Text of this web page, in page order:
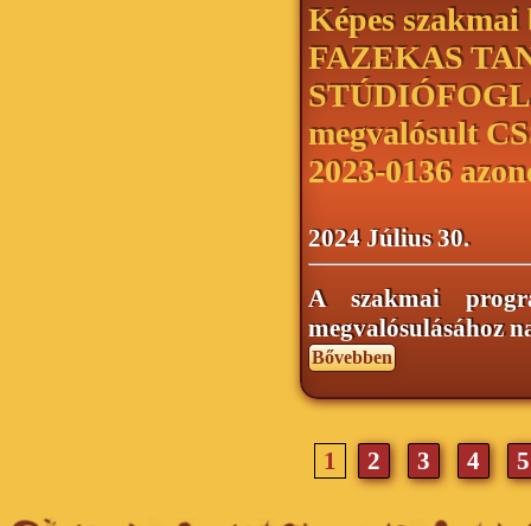
Képes
FAZEKAS
megvalósult
2023-0136
2024 Július 30.
A szakmai
megvalósulásához
Bővebben
1 2 3 4